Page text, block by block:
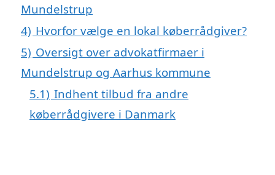
Mundelstrup
4) Hvorfor vælge en lokal køberrådgiver?
5) Oversigt over advokatfirmaer i
Mundelstrup og Aarhus kommune
5.1) Indhent tilbud fra andre
køberrådgivere i Danmark